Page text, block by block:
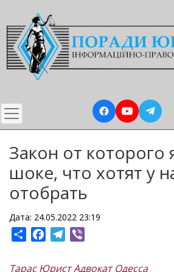
до
основного
вмісту
Закон от которого
шоке, что хотят у
отобрать
Дата: 24.05.2022 23:19
ShareFacebookTelegram
Тарас Юрист Адвокат Одесса